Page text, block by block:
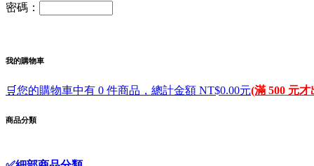
密碼：
我的購物車
🛒您的購物車中有 0 件商品，總計金額 NT$0.00元(滿 500 元才
商品分類